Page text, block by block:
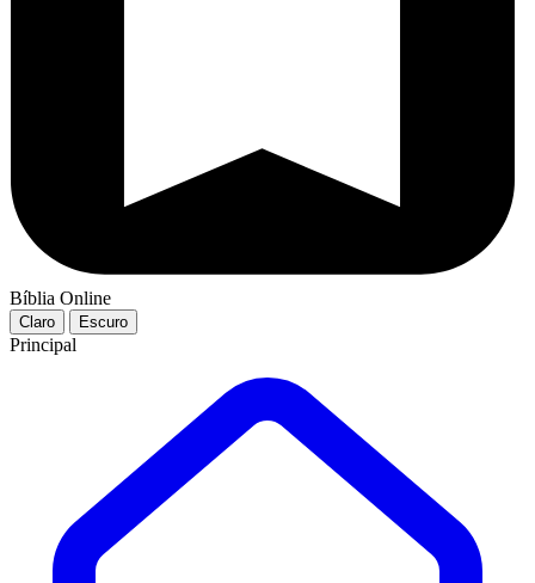
Bíblia Online
Claro Escuro
Principal